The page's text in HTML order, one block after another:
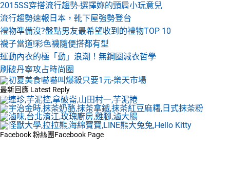
2015SS穿搭流行趨勢-選擇妳的頸肩小玩意兒
流行趨勢速報日本，靴下屋強勢登台
禮物準備沒?盤點男友最希望收到的禮物TOP 10
襪子當道!彩色襪隨便搭都有型
運動內衣的極「動」浪潮！無鋼圈減衣哲學
刷破丹寧攻占時尚圈
最新回應 Latest Reply
Facebook 粉絲團Facebook Page